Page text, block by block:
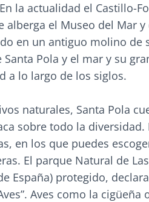
la actualidad el Castillo-
alberga el Museo del Mar y
en un antiguo molino de
Pola y el mar y su
a lo largo de los siglos.
naturales, Santa Pola
sobre todo la
en los que puedes
El parque Natural de
España) protegido,
Aves como la